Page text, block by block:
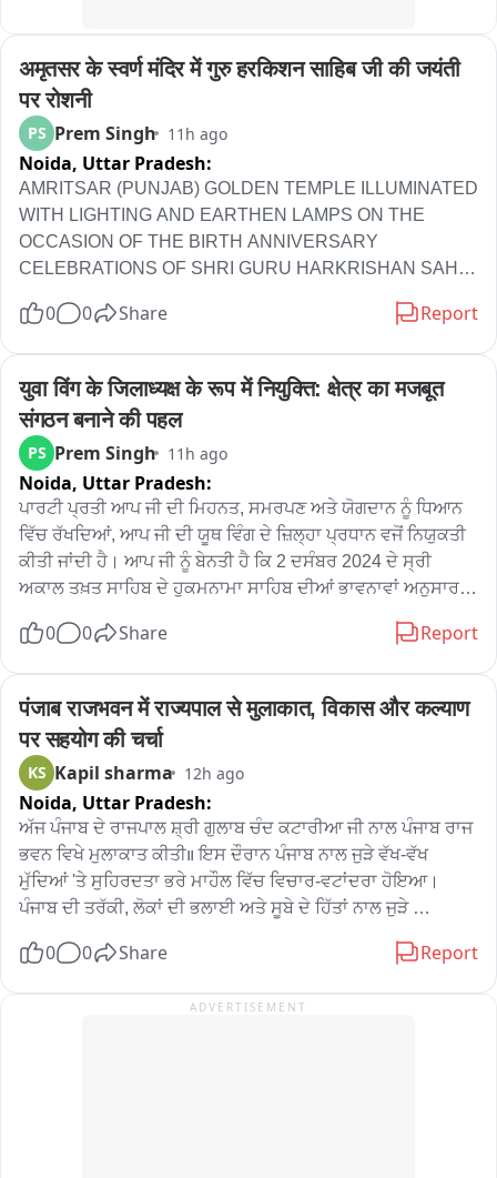
अमृतसर के स्वर्ण मंदिर में गुरु हरकिशन साहिब जी की जयंती
पर रोशनी
PS Prem Singh 11h ago
Noida, Uttar Pradesh:
AMRITSAR (PUNJAB) GOLDEN TEMPLE ILLUMINATED
WITH LIGHTING AND EARTHEN LAMPS ON THE
OCCASION OF THE BIRTH ANNIVERSARY
CELEBRATIONS OF SHRI GURU HARKRISHAN SAHIB
0 0 Share Report
युवा विंग के जिलाध्यक्ष के रूप में नियुक्ति: क्षेत्र का मजबूत
संगठन बनाने की पहल
PS Prem Singh 11h ago
Noida, Uttar Pradesh:
ਪਾਰਟੀ ਪ੍ਰਤੀ ਆਪ ਜੀ ਦੀ ਮਿਹਨਤ, ਸਮਰਪਣ ਅਤੇ ਯੋਗਦਾਨ ਨੂੰ ਧਿਆਨ
ਵਿੱਚ ਰੱਖਦਿਆਂ, ਆਪ ਜੀ ਦੀ ਯੂਥ ਵਿੰਗ ਦੇ ਜ਼ਿਲ੍ਹਾ ਪ੍ਰਧਾਨ ਵਜੋਂ ਨਿਯੁਕਤੀ
ਕੀਤੀ ਜਾਂਦੀ ਹੈ। ਆਪ ਜੀ ਨੂੰ ਬੇਨਤੀ ਹੈ ਕਿ 2 ਦਸੰਬਰ 2024 ਦੇ ਸ੍ਰੀ
ਅਕਾਲ ਤਖ਼ਤ ਸਾਹਿਬ ਦੇ ਹੁਕਮਨਾਮਾ ਸਾਹਿਬ ਦੀਆਂ ਭਾਵਨਾਵਾਂ ਅਨੁਸਾਰ
ਤੱਕ ਪੰਜਾਬ ਅਤੇ ਪੰਥ ਦੀ ਸੇਵਾ ਲਈ ਸਮਰਪਿਤ ਨੌਜਵਾਨਾਂ ਨੂੰ ਜੋੜ ਕੇ ਇੱਕ
ਸ. ਗੁਰਜੀਤ ਸਿੰਘ ਤਲਵੰਡੀ,
ਯੂਥ ਪ੍ਰਧਾਨ,
ਸ਼੍ਰੋਮਣੀ ਅਕਾਲੀ ਦਲ (ਪੁਨਰ ਸੁਰਜੀਤ)
0 0 Share Report
पंजाब राजभवन में राज्यपाल से मुलाकात, विकास और कल्याण
पर सहयोग की चर्चा
KS Kapil sharma 12h ago
Noida, Uttar Pradesh:
ਅੱਜ ਪੰਜਾਬ ਦੇ ਰਾਜਪਾਲ ਸ਼੍ਰੀ ਗੁਲਾਬ ਚੰਦ ਕਟਾਰੀਆ ਜੀ ਨਾਲ ਪੰਜਾਬ ਰਾਜ
ਭਵਨ ਵਿਖੇ ਮੁਲਾਕਾਤ ਕੀਤੀ။ ਇਸ ਦੌਰਾਨ ਪੰਜਾਬ ਨਾਲ ਜੁੜੇ ਵੱਖ-ਵੱਖ
ਮੁੱਦਿਆਂ 'ਤੇ ਸੁਹਿਰਦਤਾ ਭਰੇ ਮਾਹੌਲ ਵਿੱਚ ਵਿਚਾਰ-ਵਟਾਂਦਰਾ ਹੋਇਆ।
ਪੰਜਾਬ ਦੀ ਤਰੱਕੀ, ਲੋਕਾਂ ਦੀ ਭਲਾਈ ਅਤੇ ਸੂਬੇ ਦੇ ਹਿੱਤਾਂ ਨਾਲ ਜੁੜੇ
0 0 Share Report
ADVERTISEMENT